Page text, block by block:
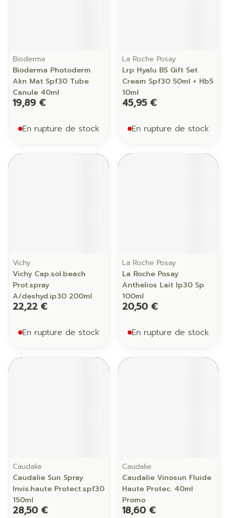
Bioderma
Bioderma Photoderm
Akn Mat Spf30 Tube
Canule 40ml
19,89 €
En rupture de stock
La Roche Posay
Lrp Hyalu B5 Gift Set
Cream Spf30 50ml + Hb5
10ml
45,95 €
En rupture de stock
Vichy
Vichy Cap.sol.beach
Prot.spray
A/deshyd.ip30 200ml
22,22 €
En rupture de stock
La Roche Posay
La Roche Posay
Anthelios Lait Ip30 Sp
100ml
20,50 €
En rupture de stock
Caudalie
Caudalie Sun Spray
Invis.haute Protect.spf30
150ml
28,50 €
Caudalie
Caudalie Vinosun Fluide
Haute Protec. 40ml
Promo
18,60 €